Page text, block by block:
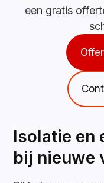
een gratis
Isolatie en
bij nieuwe